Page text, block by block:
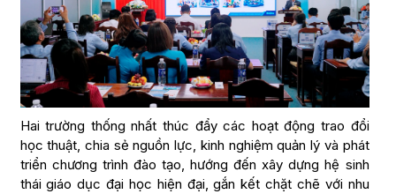
Hai trường thống nhất thúc đẩy các hoạt động trao đổi
học thuật, chia sẻ nguồn lực, kinh nghiệm quản lý và phát
triển chương trình đào tạo, hướng đến xây dựng hệ sinh
thái giáo dục đại học hiện đại, gắn kết chặt chẽ với nhu